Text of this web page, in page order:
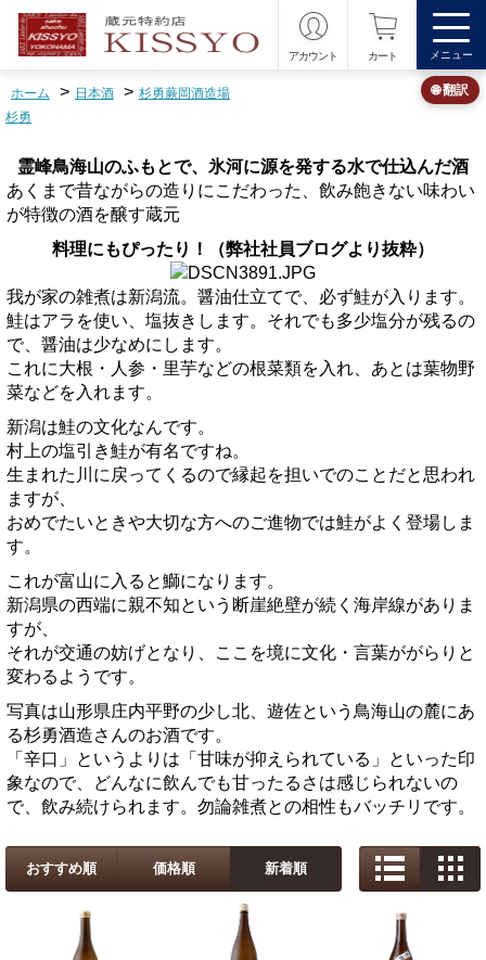
アカウント カート メニュー
ホーム > 日本酒 > 杉勇蕨岡酒造場
杉勇
霊峰鳥海山のふもとで、氷河に源を発する水で仕込んだ酒
あくまで昔ながらの造りにこだわった、飲み飽きない味わい
が特徴の酒を醸す蔵元
料理にもぴったり！（弊社社員ブログより抜粋）
我が家の雑煮は新潟流。醤油仕立てで、必ず鮭が入ります。
鮭はアラを使い、塩抜きします。それでも多少塩分が残るの
で、醤油は少なめにします。
これに大根・人参・里芋などの根菜類を入れ、あとは葉物野
菜などを入れます。
新潟は鮭の文化なんです。
村上の塩引き鮭が有名ですね。
生まれた川に戻ってくるので縁起を担いでのことだと思われ
ますが、
おめでたいときや大切な方へのご進物では鮭がよく登場しま
す。
これが富山に入ると鰤になります。
新潟県の西端に親不知という断崖絶壁が続く海岸線がありま
すが、
それが交通の妨げとなり、ここを境に文化・言葉ががらりと
変わるようです。
写真は山形県庄内平野の少し北、遊佐という鳥海山の麓にあ
る杉勇酒造さんのお酒です。
「辛口」というよりは「甘味が抑えられている」といった印
象なので、どんなに飲んでも甘ったるさは感じられないの
で、飲み続けられます。勿論雑煮との相性もバッチリです。
おすすめ順 価格順 新着順
🌐 翻訳